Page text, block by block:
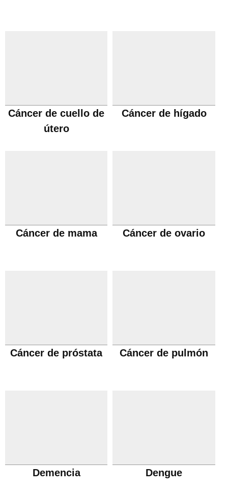
Cáncer de cuello de
útero
Cáncer de hígado
Cáncer de mama Cáncer de ovario
Cáncer de próstata Cáncer de pulmón
Demencia Dengue